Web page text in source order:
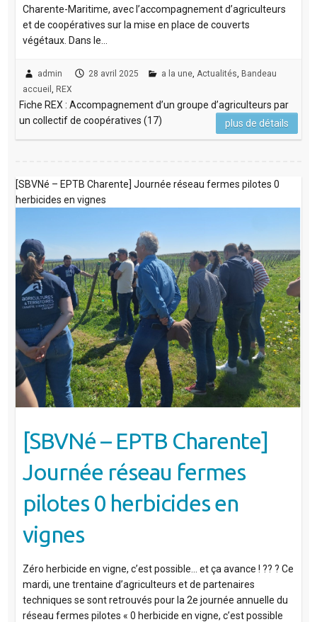
Charente-Maritime, avec l’accompagnement d’agriculteurs
et de coopératives sur la mise en place de couverts
végétaux. Dans le…
admin 28 avril 2025 a la une, Actualités, Bandeau
accueil , REX
Fiche REX : Accompagnement d’un groupe d’agriculteurs par
un collectif de coopératives (17)
plus de détails
[SBVNé – EPTB Charente] Journée réseau fermes pilotes 0
herbicides en vignes
[SBVNé – EPTB Charente]
Journée réseau fermes
pilotes 0 herbicides en
vignes
Zéro herbicide en vigne, c’est possible… et ça avance ! ?? ? Ce
mardi, une trentaine d’agriculteurs et de partenaires
techniques se sont retrouvés pour la 2e journée annuelle du
réseau fermes pilotes « 0 herbicide en vigne, c’est possible